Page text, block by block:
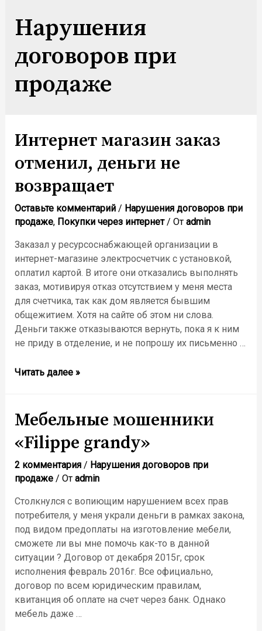
Нарушения
договоров при
продаже
Интернет магазин заказ
отменил, деньги не
возвращает
Оставьте комментарий / Нарушения договоров при
продаже, Покупки через интернет/ От admin
Заказал у ресурсоснабжающей организации в
интернет-магазине электросчетчик с установкой,
оплатил картой. В итоге они отказались выполнять
заказ, мотивируя отказ отсутствием у меня места
для счетчика, так как дом является бывшим
общежитием. Хотя на сайте об этом ни слова.
Деньги также отказываются вернуть, пока я к ним
не приду в отделение, и не попрошу их письменно …
Читать далее »
Мебельные мошенники
«Filippe grandy»
2 комментария / Нарушения договоров при
продаже/ От admin
Столкнулся с вопиющим нарушением всех прав
потребителя, у меня украли деньги в рамках закона,
под видом предоплаты на изготовление мебели,
сможете ли вы мне помочь как-то в данной
ситуации ? Договор от декабря 2015г, срок
исполнения февраль 2016г. Все официально,
договор по всем юридическим правилам,
квитанция об оплате на счет через банк. Однако
мебель даже …